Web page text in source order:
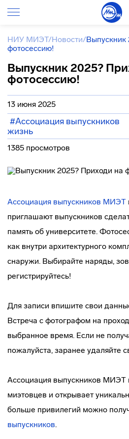
НИУ МИЭТ/Новости/Выпускник
фотосессию!
Выпускник 2025?
фотосессию!
13 июня 2025
#Ассоциация выпускников
жизнь
1385 просмотров
Ассоциация выпускников МИЭТ
приглашают выпускников
память об университете.
как внутри архитектурного
снаружи. Выбирайте наряды,
регистрируйтесь!
Для записи впишите свои
Встреча с фотографом на
выбранное время. Если не
пожалуйста, заранее удаляйте
Ассоциация выпускников МИЭТ
миэтовцев и открывает
больше привилегий можно
выпускников.